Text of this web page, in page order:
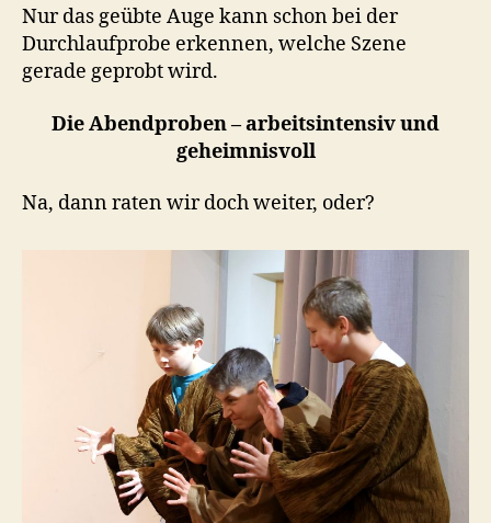
Nur das geübte Auge kann schon bei der
Durchlaufprobe erkennen, welche Szene
gerade geprobt wird.
Die Abendproben – arbeitsintensiv und
geheimnisvoll
Na, dann raten wir doch weiter, oder?